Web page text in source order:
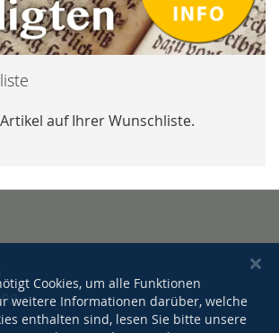
auf Ihrer Wunschliste.
Cookies, um alle Funktionen
weitere Informationen darüber, welche
enthalten sind, lesen Sie bitte unsere